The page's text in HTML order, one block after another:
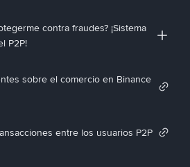
contra fraudes? ¡Sistema
P2P!
sobre el comercio en Binance
entre los usuarios P2P